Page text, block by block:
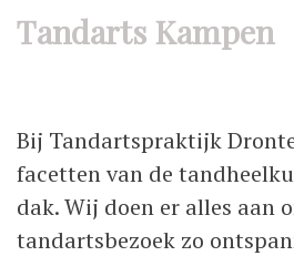
Tandarts Kampen
Bij Tandartspraktijk
facetten van de
dak. Wij doen er alles aan
tandartsbezoek zo